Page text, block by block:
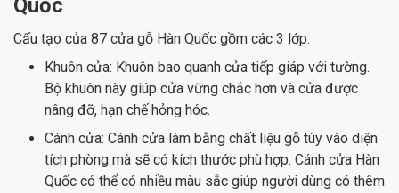
Quốc
Cấu tạo của 87 cửa gỗ Hàn Quốc gồm các 3 lớp:
Khuôn cửa: Khuôn bao quanh cửa tiếp giáp với tường.
Bộ khuôn này giúp cửa vững chắc hơn và cửa được
nâng đỡ, hạn chế hỏng hóc.
Cánh cửa: Cánh cửa làm bằng chất liệu gỗ tùy vào diện
tích phòng mà sẽ có kích thước phù hợp. Cánh cửa Hàn
Quốc có thể có nhiều màu sắc giúp người dùng có thêm